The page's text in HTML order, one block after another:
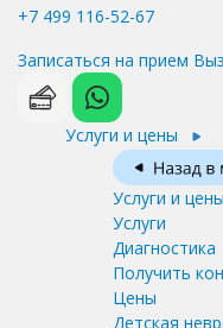
+7 499 116-52-67
Записаться на прием
Услуги и цены
Услуги и цены
Услуги
Диагностика
Получить
Цены
Детская